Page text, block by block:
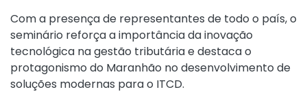
Com a presença de representantes de todo o país, o
seminário reforça a importância da inovação
tecnológica na gestão tributária e destaca o
protagonismo do Maranhão no desenvolvimento de
soluções modernas para o ITCD.